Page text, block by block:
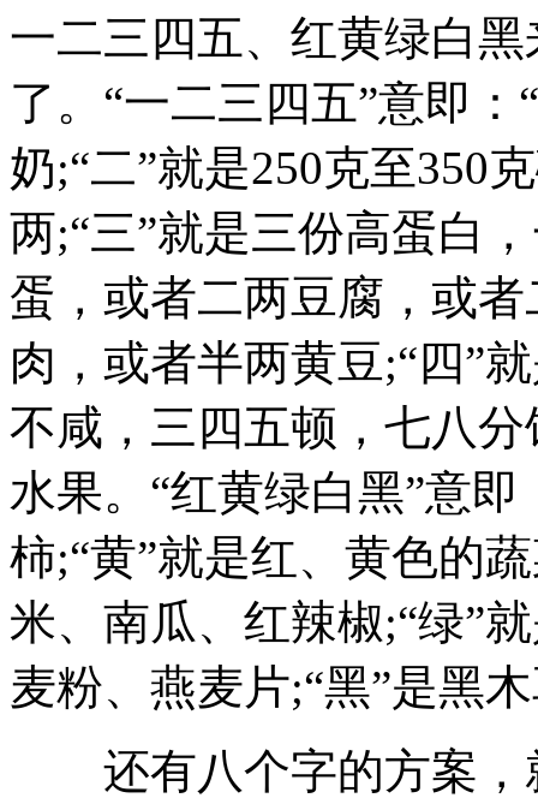
一二三四五、红黄绿白
了。“一二三四五”意即
奶;“二”就是250克至350
两;“三”就是三份高蛋白
蛋，或者二两豆腐，或
肉，或者半两黄豆;“四”
不咸，三四五顿，七八分
水果。“红黄绿白黑”意
柿;“黄”就是红、黄色的
米、南瓜、红辣椒;“绿”
麦粉、燕麦片;“黑”是黑
还有八个字的方案，